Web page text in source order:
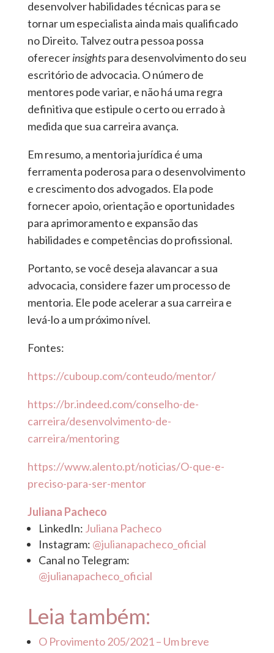
desenvolver habilidades técnicas para se
tornar um especialista ainda mais qualificado
no Direito. Talvez outra pessoa possa
oferecerinsightspara desenvolvimento do seu
escritório de advocacia. O número de
mentores pode variar, e não há uma regra
definitiva que estipule o certo ou errado à
medida que sua carreira avança.
Em resumo, a mentoria jurídica é uma
ferramenta poderosa para o desenvolvimento
e crescimento dos advogados. Ela pode
fornecer apoio, orientação e oportunidades
para aprimoramento e expansão das
habilidades e competências do profissional.
Portanto, se você deseja alavancar a sua
advocacia, considere fazer um processo de
mentoria. Ele pode acelerar a sua carreira e
levá-lo a um próximo nível.
Fontes:
https://cuboup.com/conteudo/mentor/
https://br.indeed.com/conselho-de-
carreira/desenvolvimento-de-
carreira/mentoring
https://www.alento.pt/noticias/O-que-e-
preciso-para-ser-mentor
Juliana Pacheco
LinkedIn: Juliana Pacheco
Instagram: @julianapacheco_oficial
Canal no Telegram:
@julianapacheco_oficial
Leia também:
O Provimento 205/2021 – Um breve